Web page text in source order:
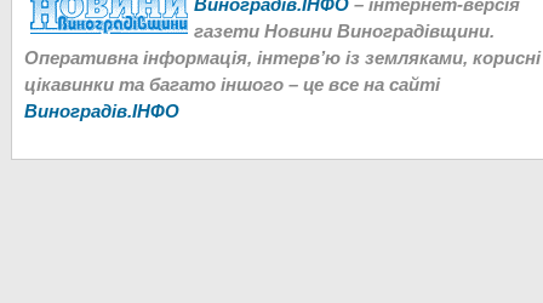
Виноградів.ІНФО – інтернет-версія
газети Новини Виноградівщини.
Оперативна інформація, інтерв’ю із земляками, корисні
цікавинки та багато іншого – це все на сайті
Виноградів.ІНФО